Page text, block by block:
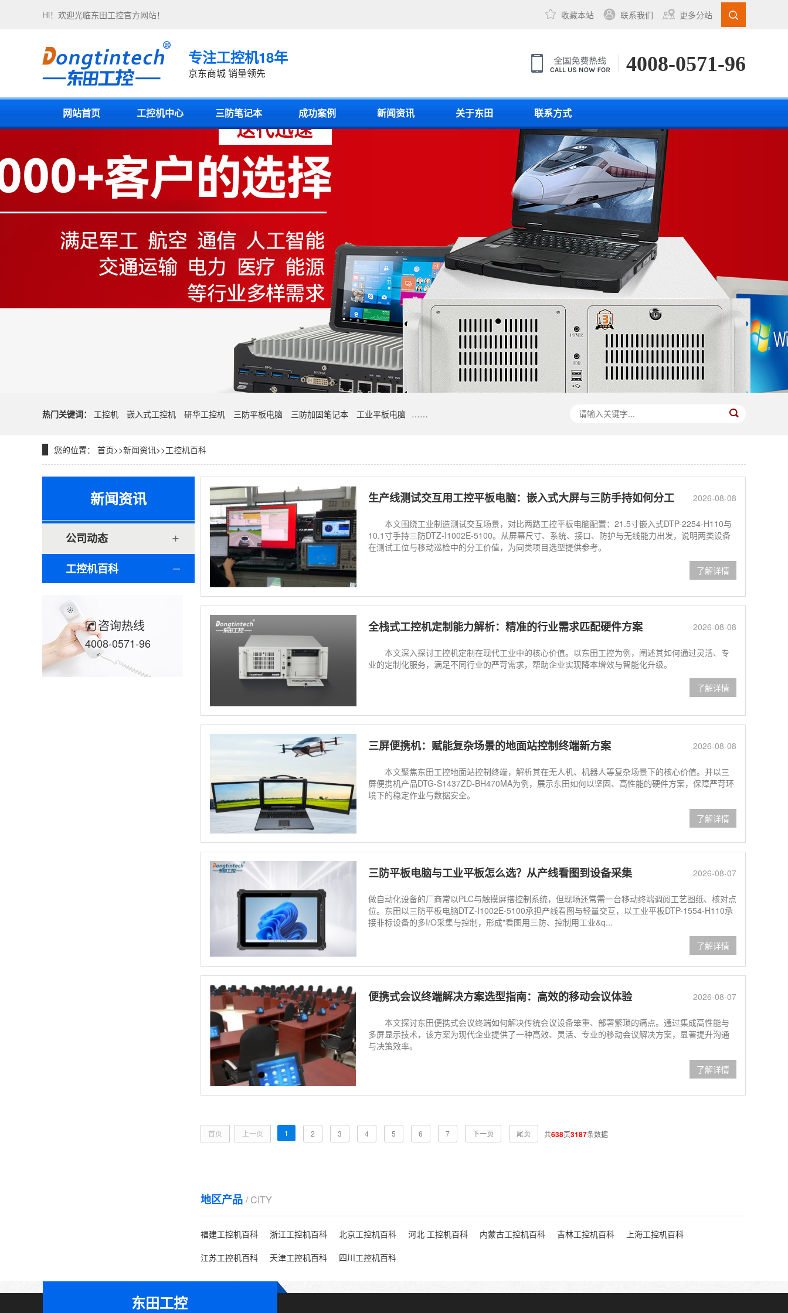
收藏本站 联系我们 更多分站
Hi！欢迎光临东田工控官方网站！
专注工控机18年
京东商城 销量领先 4008-0571-96
网站首页 工控机中心 三防笔记本 成功案例 新闻资讯 关于东田 联系方式
热门关键词： 工控机 嵌入式工控机 研华工控机 三防平板电脑 三防加固笔记本 工业平板电脑 ……
您的位置： 首页>>新闻资讯>>工控机百科
新闻资讯
公司动态
工控机百科
咨询热线
4008-0571-96
2026-08-08
生产线测试交互用工控平板电脑：嵌入式大屏与三防手持如何分工
本文围绕工业制造测试交互场景，对比两路工控平板电脑配置：21.5寸嵌入式DTP-2254-H110与
10.1寸手持三防DTZ-I1002E-5100。从屏幕尺寸、系统、接口、防护与无线能力出发，说明两类设备
在测试工位与移动巡检中的分工价值，为同类项目选型提供参考。
了解详情
2026-08-08
全栈式工控机定制能力解析：精准的行业需求匹配硬件方案
本文深入探讨工控机定制在现代工业中的核心价值。以东田工控为例，阐述其如何通过灵活、专
业的定制化服务，满足不同行业的严苛需求，帮助企业实现降本增效与智能化升级。
了解详情
2026-08-08
三屏便携机：赋能复杂场景的地面站控制终端新方案
本文聚焦东田工控地面站控制终端，解析其在无人机、机器人等复杂场景下的核心价值。并以三
屏便携机产品DTG-S1437ZD-BH470MA为例，展示东田如何以坚固、高性能的硬件方案，保障严苛环
境下的稳定作业与数据安全。
了解详情
2026-08-07
三防平板电脑与工业平板怎么选？从产线看图到设备采集
做自动化设备的厂商常以PLC与触摸屏搭控制系统，但现场还常需一台移动终端调阅工艺图纸、核对点
位。东田以三防平板电脑DTZ-I1002E-5100承担产线看图与轻量交互，以工业平板DTP-1554-H110承
接非标设备的多I/O采集与控制，形成"看图用三防、控制用工业&q...
了解详情
2026-08-07
便携式会议终端解决方案选型指南：高效的移动会议体验
本文探讨东田便携式会议终端如何解决传统会议设备笨重、部署繁琐的痛点。通过集成高性能与
多屏显示技术，该方案为现代企业提供了一种高效、灵活、专业的移动会议解决方案，显著提升沟通
与决策效率。
了解详情
首页 上一页 1 2 3 4 5 6 7 下一页 尾页 共638页3187条数据
地区产品 / CITY
福建工控机百科 浙江工控机百科 北京工控机百科 河北 工控机百科 内蒙古工控机百科 吉林工控机百科
上海工控机百科
江苏工控机百科
天津工控机百科 四川工控机百科
东田工控